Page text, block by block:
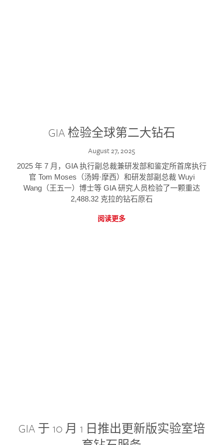
GIA 检验全球第二大钻石
August 27, 2025
2025 年 7 月，GIA 执行副总裁兼研发部和鉴定所首席执行
官 Tom Moses（汤姆·摩西）和研发部副总裁 Wuyi
Wang（王五一）博士等 GIA 研究人员检验了一颗重达
2,488.32 克拉的钻石原石
阅读更多
GIA 于 10 月 1 日推出更新版实验室培